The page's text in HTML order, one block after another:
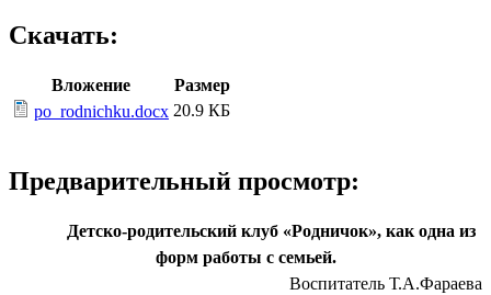
Скачать:
Вложение
Размер
po_rodnichku.docx 20.9 КБ
Предварительный просмотр:
Детско-родительский клуб «Родничок», как одна из
форм работы с семьей.
Воспитатель Т.А.Фараева